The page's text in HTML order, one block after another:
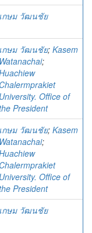
เกษม วัฒนชัย
เกษม วัฒนชัย; Kasem
Watanachai;
Chalermprakiet
University. Office of
President
เกษม วัฒนชัย; Kasem
Watanachai;
Chalermprakiet
University. Office of
President
เกษม วัฒนชัย